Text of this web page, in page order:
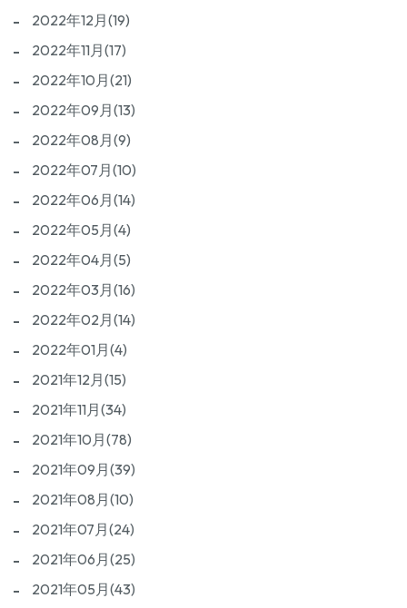
2022年12月(19)
2022年11月(17)
2022年10月(21)
2022年09月(13)
2022年08月(9)
2022年07月(10)
2022年06月(14)
2022年05月(4)
2022年04月(5)
2022年03月(16)
2022年02月(14)
2022年01月(4)
2021年12月(15)
2021年11月(34)
2021年10月(78)
2021年09月(39)
2021年08月(10)
2021年07月(24)
2021年06月(25)
2021年05月(43)